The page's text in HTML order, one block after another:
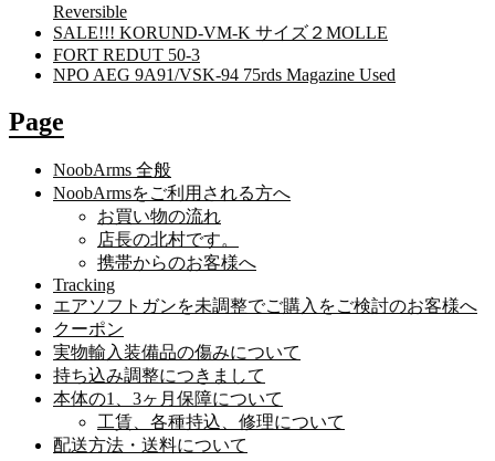
Reversible
SALE!!! KORUND-VM-K サイズ２MOLLE
FORT REDUT 50-3
NPO AEG 9A91/VSK-94 75rds Magazine Used
Page
NoobArms 全般
NoobArmsをご利用される方へ
お買い物の流れ
店長の北村です。
携帯からのお客様へ
Tracking
エアソフトガンを未調整でご購入をご検討のお客様へ
クーポン
実物輸入装備品の傷みについて
持ち込み調整につきまして
本体の1、3ヶ月保障について
工賃、各種持込、修理について
配送方法・送料について